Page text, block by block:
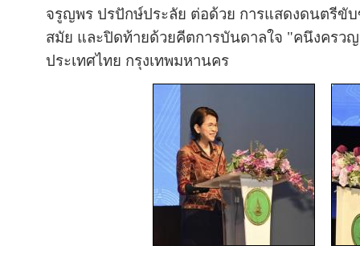
จรูญพร ปรปักษ์ประลัย ต่อด้วย การแสดงดนตรีขั
สมัย และปิดท้ายด้วยคีตการบันดาลใจ "คนึงคร
ประเทศไทย กรุงเทพมหานคร